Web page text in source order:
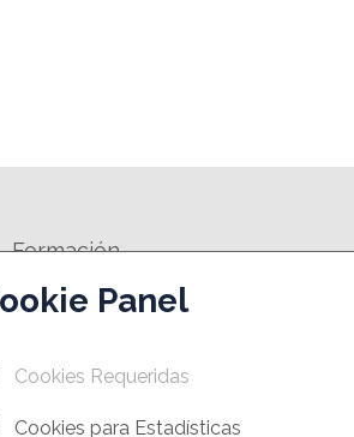
Formación
Panel
Cookies Requeridas
Cookies para Estadísticas